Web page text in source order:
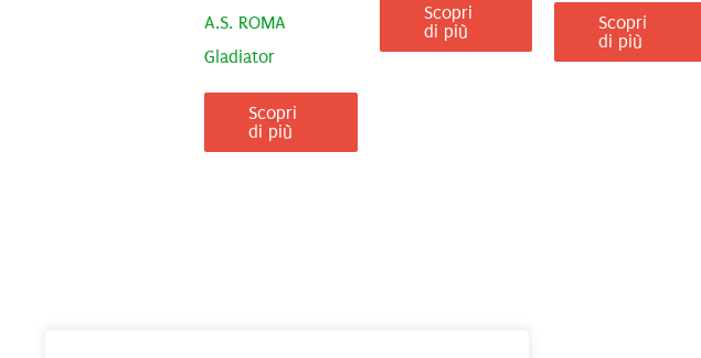
A.S. ROMA
Gladiator
Scopri
di più
Scopri
di più
Scopri
di più